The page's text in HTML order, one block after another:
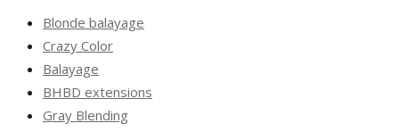
Blonde balayage
Crazy Color
Balayage
BHBD extensions
Gray Blending